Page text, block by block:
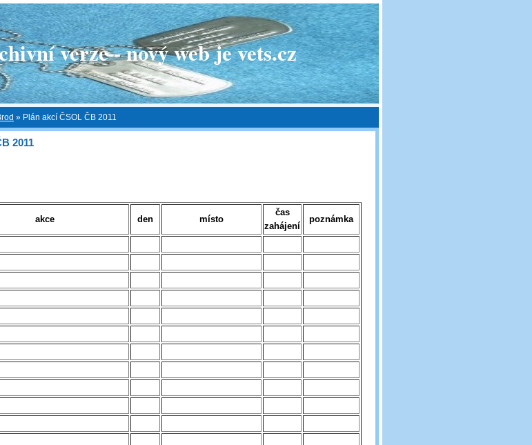
verze - nový web je vets.cz
» Plán akcí ČSOL ČB 2011
2011
akce den místo
čas
zahájení
poznámka